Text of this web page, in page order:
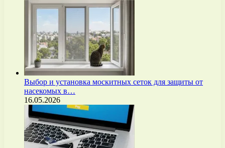
Выбор и установка москитных сеток для защиты от
насекомых в…
16.05.2026